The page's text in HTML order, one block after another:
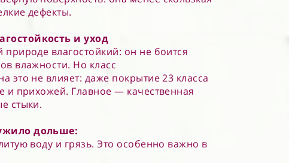
дефекты.
и уход
природе влагостойкий: он не боится
влажности. Но класс
это не влияет: даже покрытие 23 класса
и прихожей. Главное — качественная
стыки.
дольше:
воду и грязь. Это особенно важно в